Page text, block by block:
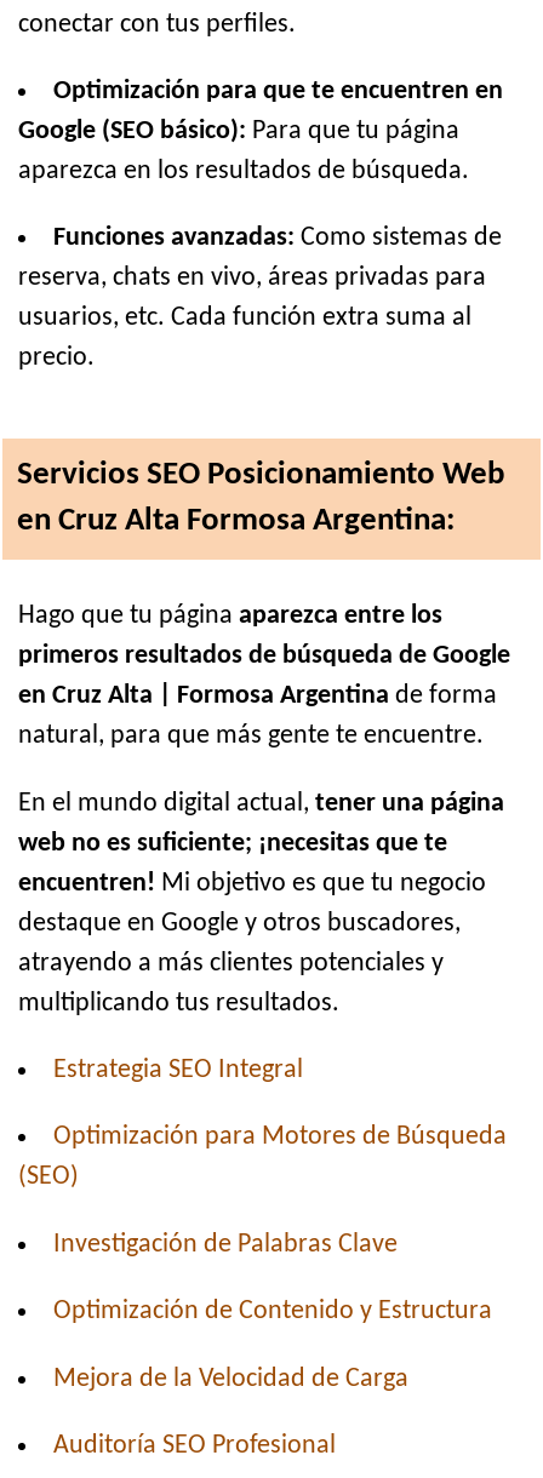
conectar con tus perfiles.
Optimización para que te encuentren en
Google (SEO básico): Para que tu página
aparezca en los resultados de búsqueda.
Funciones avanzadas: Como sistemas de
reserva, chats en vivo, áreas privadas para
usuarios, etc. Cada función extra suma al
precio.
Servicios SEO Posicionamiento Web
en Cruz Alta Formosa Argentina:
Hago que tu página aparezca entre los
primeros resultados de búsqueda de Google
en Cruz Alta | Formosa Argentina de forma
natural, para que más gente te encuentre.
En el mundo digital actual, tener una página
web no es suficiente; ¡necesitas que te
encuentren! Mi objetivo es que tu negocio
destaque en Google y otros buscadores,
atrayendo a más clientes potenciales y
multiplicando tus resultados.
Estrategia SEO Integral
Optimización para Motores de Búsqueda
(SEO)
Investigación de Palabras Clave
Optimización de Contenido y Estructura
Mejora de la Velocidad de Carga
Auditoría SEO Profesional